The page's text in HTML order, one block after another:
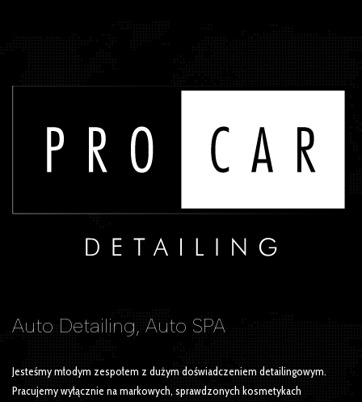
Auto Detailing, Auto SPA
Jesteśmy młodym zespołem z dużym doświadczeniem detailingowym.
Pracujemy wyłącznie na markowych, sprawdzonych kosmetykach